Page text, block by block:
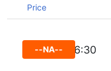
Price
06:30
--NA--